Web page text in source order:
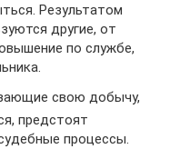
Результатом
другие, от
по службе,
свою добычу,
предстоят
процессы.